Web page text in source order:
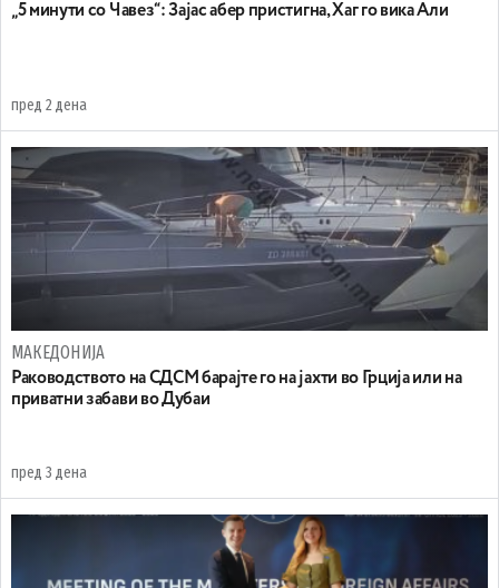
„5 минути со Чавез“: Зајас абер пристигна, Хаг го вика Али
пред 2 дена
МАКЕДОНИЈА
Раководството на СДСМ барајте го на јахти во Грција или на
приватни забави во Дубаи
пред 3 дена